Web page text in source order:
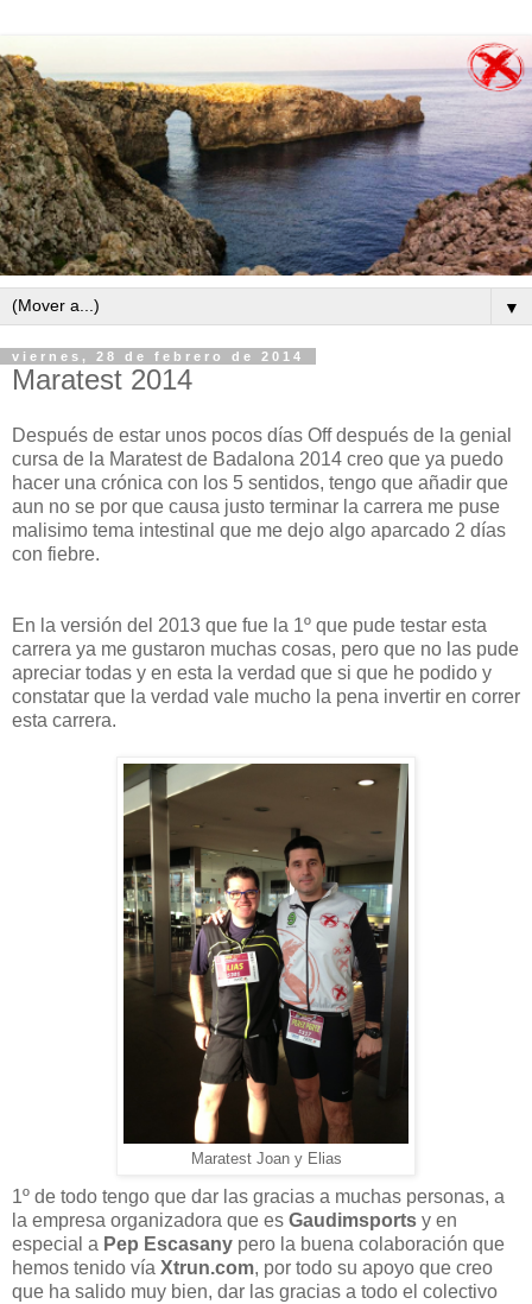
▼
viernes, 28 de febrero de 2014
Maratest 2014
Después de estar unos pocos días Off después de la genial
cursa de la Maratest de Badalona 2014 creo que ya puedo
hacer una crónica con los 5 sentidos, tengo que añadir que
aun no se por que causa justo terminar la carrera me puse
malisimo tema intestinal que me dejo algo aparcado 2 días
con fiebre.
En la versión del 2013 que fue la 1º que pude testar esta
carrera ya me gustaron muchas cosas, pero que no las pude
apreciar todas y en esta la verdad que si que he podido y
constatar que la verdad vale mucho la pena invertir en correr
esta carrera.
Maratest Joan y Elias
1º de todo tengo que dar las gracias a muchas personas, a
la empresa organizadora que es Gaudimsports y en
especial a Pep Escasany pero la buena colaboración que
hemos tenido vía Xtrun.com, por todo su apoyo que creo
que ha salido muy bien, dar las gracias a todo el colectivo